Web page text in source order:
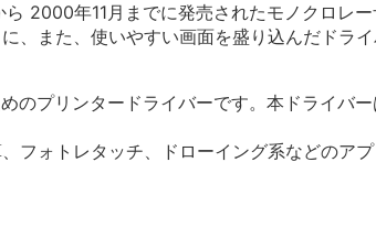
2000年11月までに発売されたモノクロレ
、また、使いやすい画面を盛り込んだドライ
のプリンタードライバーです。本ドライバ
フォトレタッチ、ドローイング系などのア